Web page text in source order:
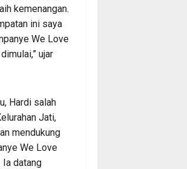
kemenangan.
ini saya
We Love
ujar
Hardi salah
Jati,
mendukung
We Love
datang